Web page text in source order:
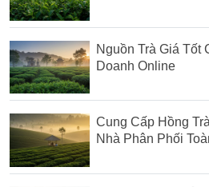
Nguồn Trà Giá Tốt
Doanh Online
Cung Cấp Hồng
Nhà Phân Phối